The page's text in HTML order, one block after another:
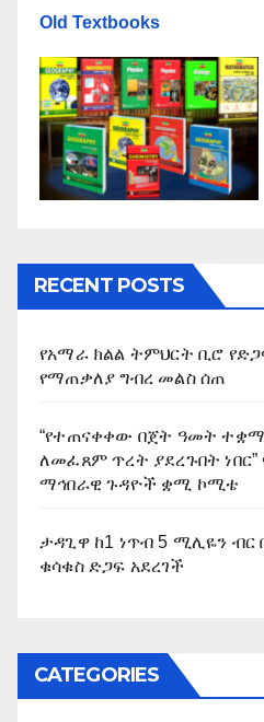
Old Textbooks
RECENT POSTS
የአማራ ክልል ትምህርት ቢሮ
የማጠቃለያ ግብረ መልስ ሰጠ
“የተጠናቀቀው በጀት ዓመት
ለመፈጸም ጥረት ያደረጉበት
ማኅበራዊ ጉዳዮች ቋሚ ኮሚቴ
ታዳጊዋ ከ1 ነጥብ 5 ሚሊዬን ብር
ቁሳቁስ ድጋፍ አደረገች
CATEGORIES